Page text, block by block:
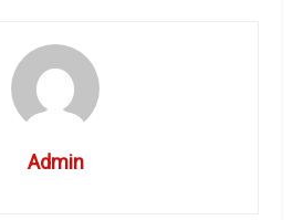
Admin